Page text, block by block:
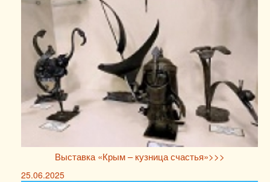
Выставка «Крым – кузница счастья»>>>
25.06.2025